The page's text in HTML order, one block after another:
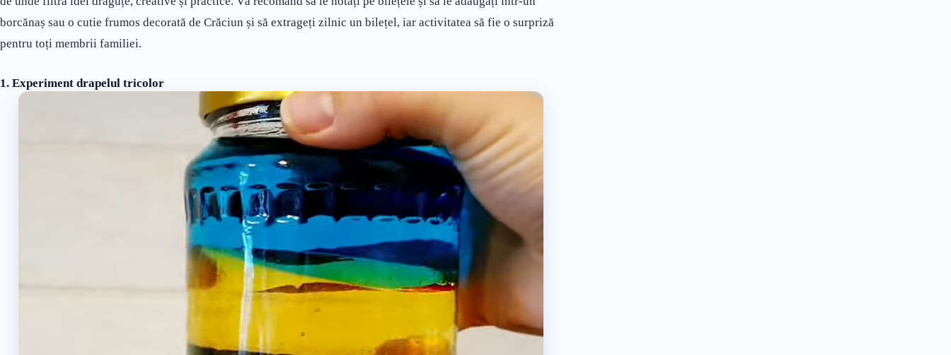
borcănaș sau o cutie frumos decorată de Crăciun și să extrageți zilnic un bilețel, iar activitatea să fie o surpriză
pentru toți membrii familiei.
1. Experiment drapelul tricolor